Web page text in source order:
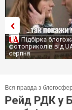
Підбірка
фотоприколів від
серпня
Вся правда з
Рейд РДК у